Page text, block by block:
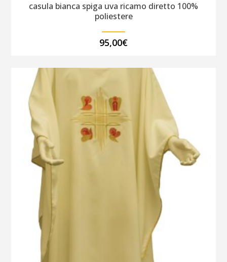
casula bianca spiga uva ricamo diretto 100%
poliestere
95,00€